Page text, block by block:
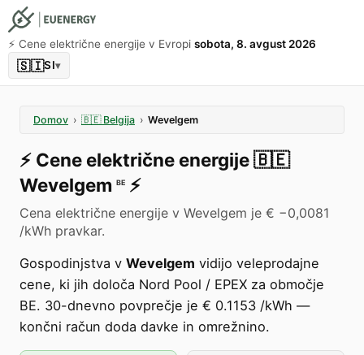
⚡️ Cene električne energije v Evropi sobota, 8. avgust 2026
🇸🇮SI▾
Domov › 🇧🇪 Belgija › Wevelgem
⚡️ Cene električne energije🇧🇪
Wevelgem BE ⚡️
Cena električne energije v Wevelgem je € −0,0081
/kWh pravkar.
Gospodinjstva v Wevelgem vidijo veleprodajne
cene, ki jih določa Nord Pool / EPEX za območje
BE. 30-dnevno povprečje je € 0.1153 /kWh —
končni račun doda davke in omrežnino.